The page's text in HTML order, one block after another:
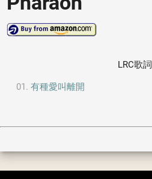
LRC歌詞
有種愛叫離開